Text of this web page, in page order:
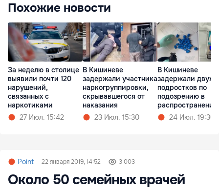
Похожие новости
За неделю в столице
выявили почти 120
нарушений,
связанных с
наркотиками
27 Июл. 15:42
В Кишиневе
задержали участника
наркогруппировки,
скрывавшегося от
наказания
23 Июл. 15:30
В Кишиневе
задержали двух
подростков по
подозрению в
распространении
наркотиков
24 Июл. 19:30
Point 22 января 2019, 14:52 3 003
Около 50 семейных врачей